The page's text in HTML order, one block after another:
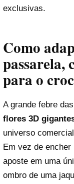
exclusivas.
Como
passarela,
para o
A grande febre
flores 3D
universo
Em vez de
aposte em uma
ombro de uma